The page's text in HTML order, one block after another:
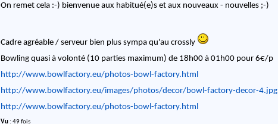
On remet cela :-) bienvenue aux habitué(e)s et aux nouveaux - nouvelles ;-)
Cadre agréable / serveur bien plus sympa qu'au crossly
Bowling quasi à volonté (10 parties maximum) de 18h00 à 01h00 pour 6€/p
http://www.bowlfactory.eu/photos-bowl-factory.html
http://www.bowlfactory.eu/images/photos/decor/bowl-factory-decor-4.jpg
http://www.bowlfactory.eu/photos-bowl-factory.html
Vu : 49 fois